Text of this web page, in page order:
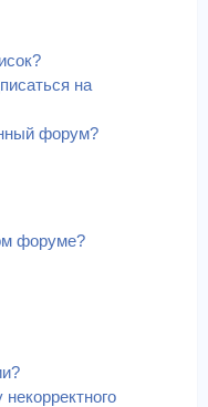
на
форум?
форуме?